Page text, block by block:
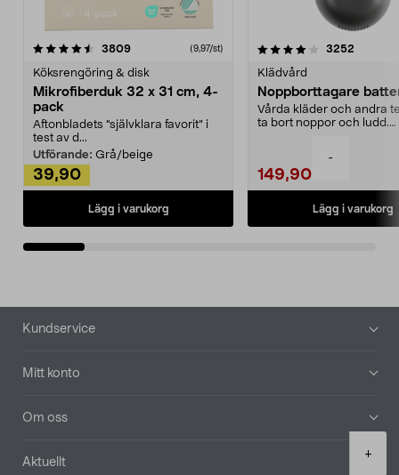
-
+
3809recensioner (9,97/st)
Köksrengöring & disk
Mikrofiberduk 32 x 31 cm, 4-
pack
Aftonbladets "självklara favorit” i
test av d...
Utförande: Grå/beige
39,90
Lägg i varukorg
4.0av 5 stjärnor 3252
Klädvård
Noppborttagare
Vårda kläder och andra
ta bort noppor och ludd.
149,90
Lägg i varukorg
4.5av 5 stjärnor
Sidfot
Kundservice
Mitt konto
Om oss
Aktuellt